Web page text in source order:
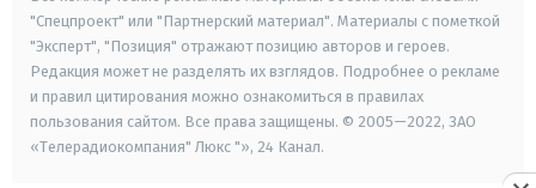
"Спецпроект" или "Партнерский материал". Материалы с пометкой
"Эксперт", "Позиция" отражают позицию авторов и героев.
Редакция может не разделять их взглядов. Подробнее о рекламе
и правил цитирования можно ознакомиться в правилах
пользования сайтом. Все права защищены. © 2005—2022, ЗАО
«Телерадиокомпания" Люкс "», 24 Канал.